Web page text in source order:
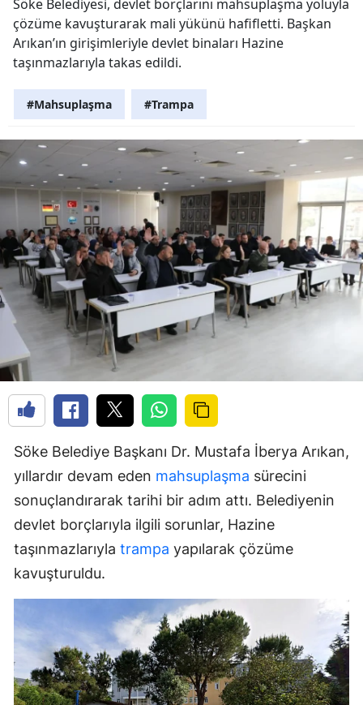
Söke Belediyesi, devlet borçlarını mahsuplaşma yoluyla
çözüme kavuşturarak mali yükünü hafifletti. Başkan
Arıkan’ın girişimleriyle devlet binaları Hazine
taşınmazlarıyla takas edildi.
#Mahsuplaşma #Trampa
Söke Belediye Başkanı Dr. Mustafa İberya Arıkan,
yıllardır devam eden mahsuplaşma sürecini
sonuçlandırarak tarihi bir adım attı. Belediyenin
devlet borçlarıyla ilgili sorunlar, Hazine
taşınmazlarıyla trampa yapılarak çözüme
kavuşturuldu.